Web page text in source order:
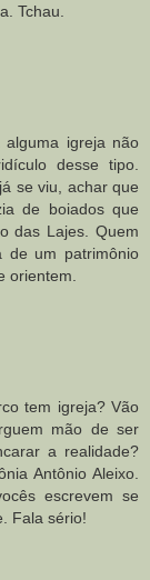
Tchau.
alguma igreja não
desse tipo.
se viu, achar que
de boiados que
das Lajes. Quem
de um patrimônio
orientem.
tem igreja? Vão
mão de ser
a realidade?
Antônio Aleixo.
escrevem se
Fala sério!